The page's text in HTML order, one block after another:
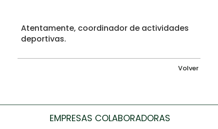
Atentamente, coordinador de actividades
deportivas.
Volver
EMPRESAS COLABORADORAS